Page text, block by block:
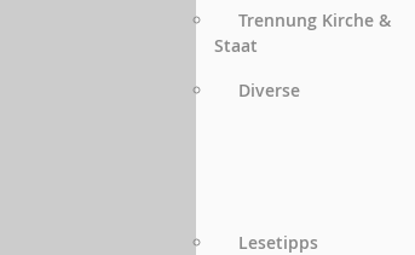
Trennung Kirche &
Staat
Diverse
Lesetipps